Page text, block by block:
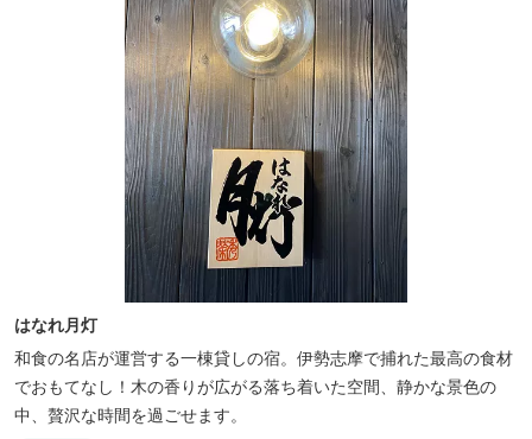
はなれ月灯
和食の名店が運営する一棟貸しの宿。伊勢志摩で捕れた最高の食材
でおもてなし！木の香りが広がる落ち着いた空間、静かな景色の
中、贅沢な時間を過ごせます。